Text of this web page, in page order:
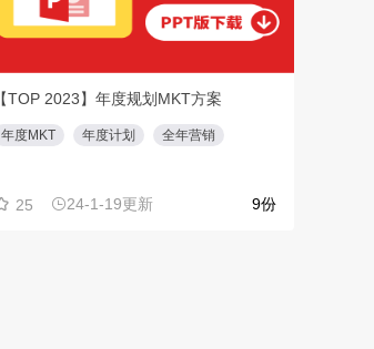
【TOP 2023】年度规划MKT方案
年度MKT 年度计划 全年营销
25 24-1-19更新 9份